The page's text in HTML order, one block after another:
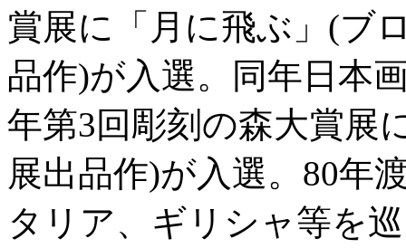
賞展に「月に飛ぶ」(ブ
品作)が入選。同年日本
年第3回彫刻の森大賞展
展出品作)が入選。80年
タリア、ギリシャ等を